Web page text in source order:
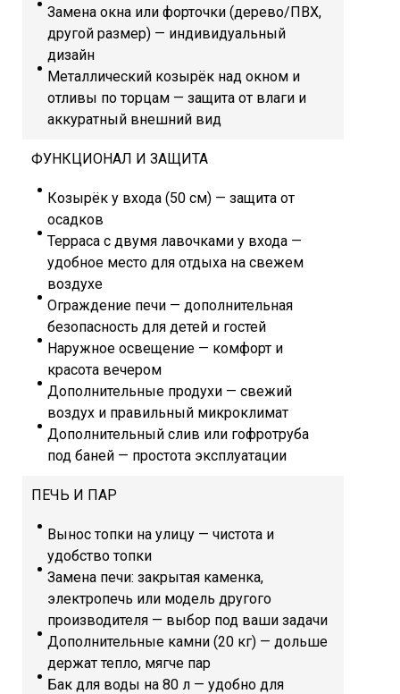
Замена окна или форточки (дерево/ПВХ,
другой размер) — индивидуальный
дизайн
Металлический козырёк над окном и
отливы по торцам — защита от влаги и
аккуратный внешний вид
ФУНКЦИОНАЛ И ЗАЩИТА
Козырёк у входа (50 см) — защита от
осадков
Терраса с двумя лавочками у входа —
удобное место для отдыха на свежем
воздухе
Ограждение печи — дополнительная
безопасность для детей и гостей
Наружное освещение — комфорт и
красота вечером
Дополнительные продухи — свежий
воздух и правильный микроклимат
Дополнительный слив или гофротруба
под баней — простота эксплуатации
ПЕЧЬ И ПАР
Вынос топки на улицу — чистота и
удобство топки
Замена печи: закрытая каменка,
электропечь или модель другого
производителя — выбор под ваши задачи
Дополнительные камни (20 кг) — дольше
держат тепло, мягче пар
Бак для воды на 80 л — удобно для